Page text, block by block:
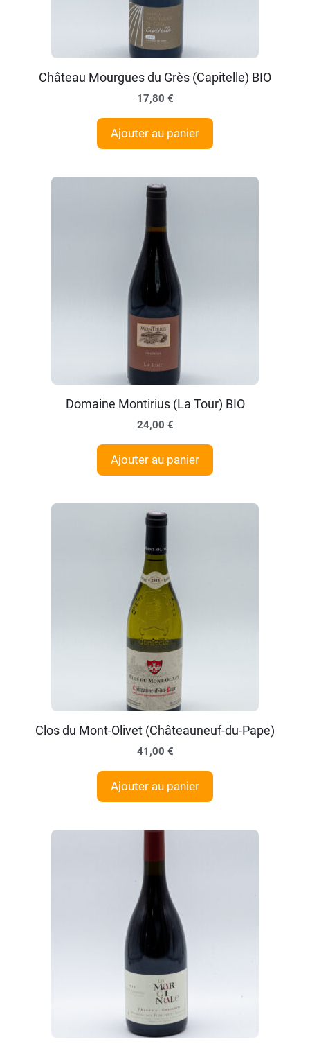
Château Mourgues du Grès (Capitelle) BIO
17,80 €
Ajouter au panier
Domaine Montirius (La Tour) BIO
24,00 €
Ajouter au panier
Clos du Mont-Olivet (Châteauneuf-du-Pape)
41,00 €
Ajouter au panier